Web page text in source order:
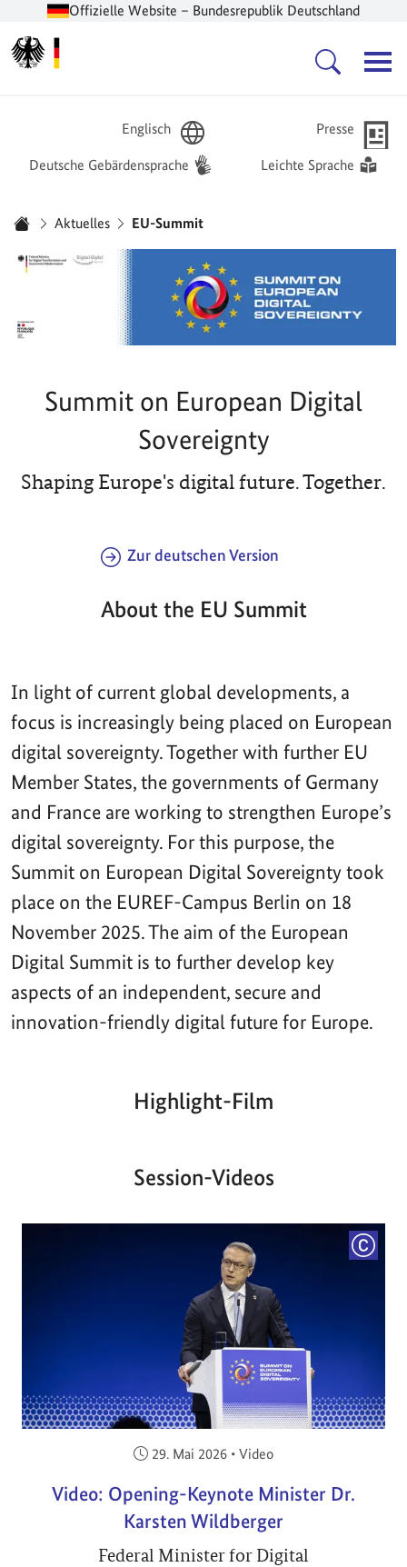
Offizielle Website – Bundesrepublik Deutschland
Englisch Presse
Deutsche Gebärdensprache Leichte Sprache
Aktuelles EU-Summit
Summit on European Digital
Sovereignty
Shaping Europe's digital future. Together.
Zur deutschen Version
About the EU Summit
In light of current global developments, a
focus is increasingly being placed on European
digital sovereignty. Together with further EU
Member States, the governments of Germany
and France are working to strengthen Europe’s
digital sovereignty. For this purpose, the
Summit on European Digital Sovereignty took
place on the EUREF-Campus Berlin on 18
November 2025. The aim of the European
Digital Summit is to further develop key
aspects of an independent, secure and
innovation-friendly digital future for Europe.
Highlight-Film
Aktueller
00:00| 00:00
Session-Videos
Veröffentlicht am:
29. Mai 2026 • Video
Video: Opening-Keynote Minister Dr.
Karsten Wildberger
Federal Minister for Digital